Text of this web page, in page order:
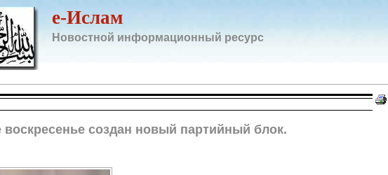
e-Ислам
Новостной информационный ресурс
создан новый партийный блок.